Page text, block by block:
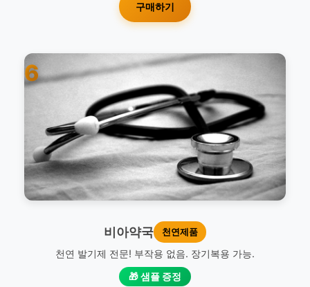
구매하기
6
비아약국 천연제품
천연 발기제 전문! 부작용 없음. 장기복용 가능.
🎁 샘플 증정